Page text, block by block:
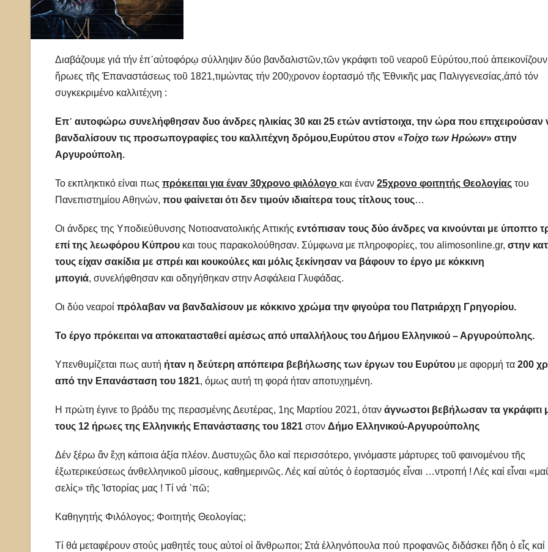
Διαβάζουμε γιά τήν ἐπ᾿αὐτοφόρῳ σύλληψιν δύο βανδαλιστῶν,τῶν γκράφιτι τοῦ νεαροῦ Εὐρύτου,πού ἀπεικονίζουν
ἥρωες τῆς Ἐπαναστάσεως τοῦ 1821,τιμώντας τήν 200χρονον ἑορτασμό τῆς Ἐθνικῆς μας Παλιγγενεσίας,ἀπό τόν
συγκεκριμένο καλλιτέχνη :
Επ᾿ αυτοφώρω συνελήφθησαν δυο άνδρες ηλικίας 30 και 25 ετών αντίστοιχα, την ώρα που επιχειρούσαν
βανδαλίσουν τις προσωπογραφίες του καλλιτέχνη δρόμου,Ευρύτου στον «Τοίχο των Ηρώων» στην
Αργυρούπολη.
Το εκπληκτικό είναι πως πρόκειται για έναν 30χρονο φιλόλογο και έναν 25χρονο φοιτητής Θεολογίας του
Πανεπιστημίου Αθηνών, που φαίνεται ότι δεν τιμούν ιδιαίτερα τους τίτλους τους…
Οι άνδρες της Υποδιεύθυνσης Νοτιοανατολικής Αττικής εντόπισαν τους δύο άνδρες να κινούνται με ύποπτο
επί της λεωφόρου Κύπρου και τους παρακολούθησαν. Σύμφωνα με πληροφορίες, του alimosonline.gr, στην
τους είχαν σακίδια με σπρέι και κουκούλες και μόλις ξεκίνησαν να βάφουν το έργο με κόκκινη
μπογιά, συνελήφθησαν και οδηγήθηκαν στην Ασφάλεια Γλυφάδας.
Οι δύο νεαροί πρόλαβαν να βανδαλίσουν με κόκκινο χρώμα την φιγούρα του Πατριάρχη Γρηγορίου.
Το έργο πρόκειται να αποκατασταθεί αμέσως από υπαλλήλους του Δήμου Ελληνικού – Αργυρούπολης.
Υπενθυμίζεται πως αυτή ήταν η δεύτερη απόπειρα βεβήλωσης των έργων του Ευρύτου με αφορμή τα 200
από την Επανάσταση του 1821, όμως αυτή τη φορά ήταν αποτυχημένη.
Η πρώτη έγινε το βράδυ της περασμένης Δευτέρας, 1ης Μαρτίου 2021, όταν άγνωστοι βεβήλωσαν τα γκράφιτι
τους 12 ήρωες της Ελληνικής Επανάστασης του 1821 στον Δήμο Ελληνικού-Αργυρούπολης
Δέν ξέρω ἄν ἔχη κάποια ἀξία πλέον. Δυστυχῶς ὅλο καί περισσότερο, γινόμαστε μάρτυρες τοῦ φαινομένου τῆς
ἐξωτερικεύσεως ἀνθελληνικοῦ μίσους, καθημερινῶς. Λές καί αὐτός ὁ ἑορτασμός εἶναι …ντροπή ! Λές καί εἶναι
σελίς» τῆς Ἱστορίας μας ! Τί νά ᾿πῶ;
Καθηγητής Φιλόλογος; Φοιτητής Θεολογίας;
Τί θά μεταφέρουν στούς μαθητές τους αὐτοί οἱ ἄνθρωποι; Στά ἑλληνόπουλα πού προφανῶς διδάσκει ἤδη ὁ εἷς καί